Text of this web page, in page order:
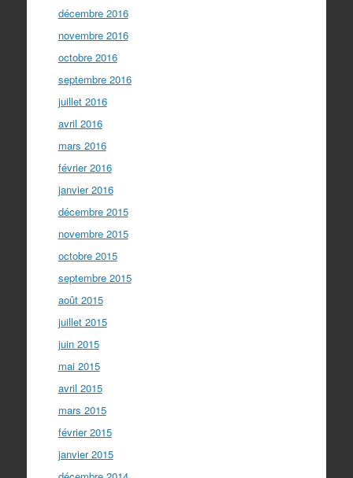
décembre 2016
novembre 2016
octobre 2016
septembre 2016
juillet 2016
avril 2016
mars 2016
février 2016
janvier 2016
décembre 2015
novembre 2015
octobre 2015
septembre 2015
août 2015
juillet 2015
juin 2015
mai 2015
avril 2015
mars 2015
février 2015
janvier 2015